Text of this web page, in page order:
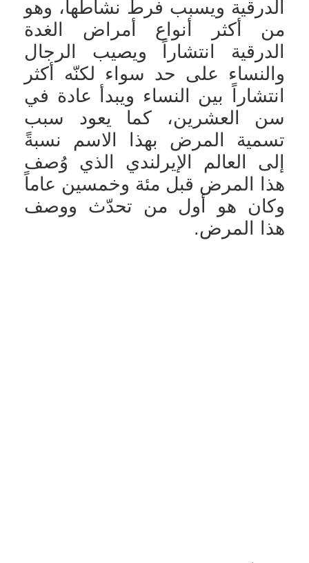
الدرقية ويسبب فرط نشاطها، وهو
من أكثر أنواع أمراض الغدة
الدرقية انتشاراً ويصيب الرجال
والنساء على حد سواء لكنّه أكثر
انتشاراً بين النساء ويبدأ عادة في
سن العشرين، كما يعود سبب
تسمية المرض بهذا الاسم نسبةً
إلى العالم الإيرلندي الذي وُصف
هذا المرض قبل مئة وخمسين عاماً
وكان هو أول من تحدّث ووصف
هذا المرض.